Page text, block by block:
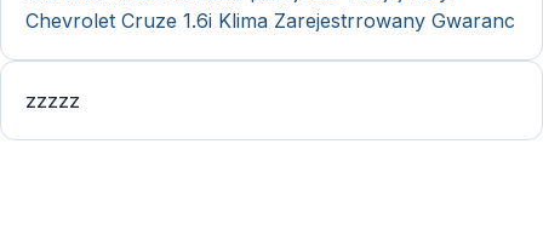
Chevrolet Cruze 1.6i Klima Zarejestrrowany Gwaranc
zzzzz